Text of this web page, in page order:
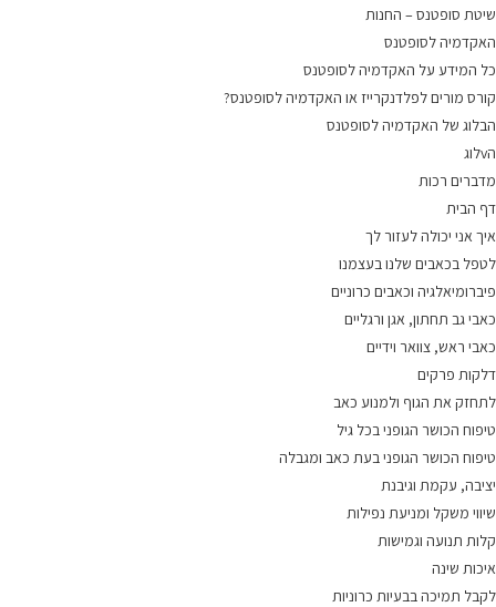
שיטת סופטנס – החנות
האקדמיה לסופטנס
כל המידע על האקדמיה לסופטנס
קורס מורים לפלדנקרייז או האקדמיה לסופטנס?
הבלוג של האקדמיה לסופטנס
הvלוג
מדברים רכות
דף הבית
איך אני יכולה לעזור לך
לטפל בכאבים שלנו בעצמנו
פיברומיאלגיה וכאבים כרוניים
כאבי גב תחתון, אגן ורגליים
כאבי ראש, צוואר וידיים
דלקות פרקים
לתחזק את הגוף ולמנוע כאב
טיפוח הכושר הגופני בכל גיל
טיפוח הכושר הגופני בעת כאב ומגבלה
יציבה, עקמת וגיבנת
שיווי משקל ומניעת נפילות
קלות תנועה וגמישות
איכות שינה
לקבל תמיכה בבעיות כרוניות